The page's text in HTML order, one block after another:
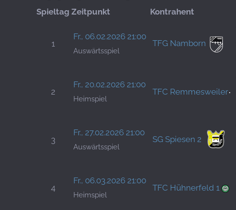
Spieltag Zeitpunkt Kontrahent
1
Fr., 06.02.2026 21:00
Auswärtsspiel
TFG Namborn
2
Fr., 20.02.2026 21:00
Heimspiel
TFC Remmesweiler
3
Fr., 27.02.2026 21:00
Auswärtsspiel
SG Spiesen 2
4
Fr., 06.03.2026 21:00
Heimspiel
TFC Hühnerfeld 1